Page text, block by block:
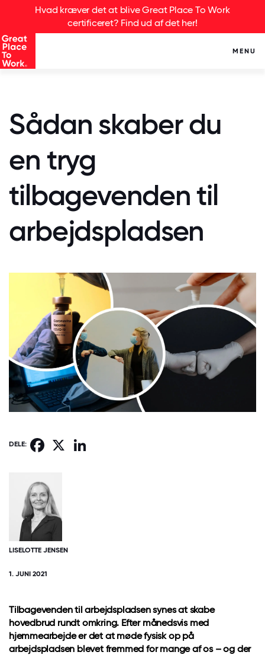
Hvad kræver det at blive Great Place To Work
certificeret? Find ud af det her!
MENU
Sådan skaber du
en tryg
tilbagevenden til
arbejdspladsen
DELE: Facebook
LISELOTTE JENSEN
1. JUNI 2021
Tilbagevenden til arbejdspladsen synes at skabe
hovedbrud rundt omkring. Efter månedsvis med
hjemmearbejde er det at møde fysisk op på
arbejdspladsen blevet fremmed for mange af os – og der